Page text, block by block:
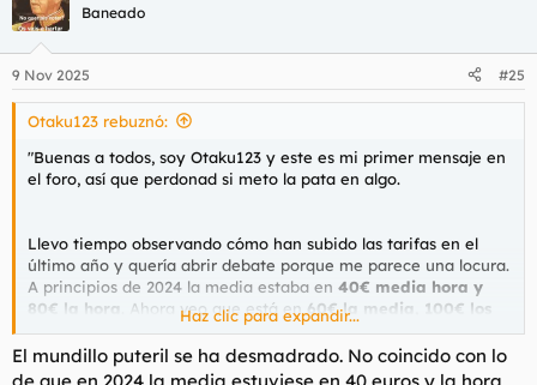
i
e
s
Baneado
9 Nov 2025 #25
Otaku123 rebuznó:
"Buenas a todos, soy Otaku123 y este es mi primer mensaje en
el foro, así que perdonad si meto la pata en algo.
Llevo tiempo observando cómo han subido las tarifas en el
último año y quería abrir debate porque me parece una locura.
A principios de 2024 la media estaba en 40€ media hora y
80€ la hora
. Ahora veo que está en 60€ la media, 100€ los
40 minutos y 120€ la hora completa.
Haz clic para expandir...
El mundillo puteril se ha desmadrado. No coincido con lo